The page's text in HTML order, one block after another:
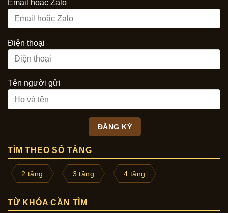
Email hoặc Zalo
Điện thoại
Tên người gửi
TÌM THEO SỐ TẦNG
2 tầng 3 tầng 4 tầng
TỪ KHÓA CẦN TÌM